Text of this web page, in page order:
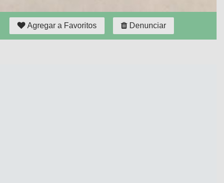
Agregar a Favoritos Denunciar